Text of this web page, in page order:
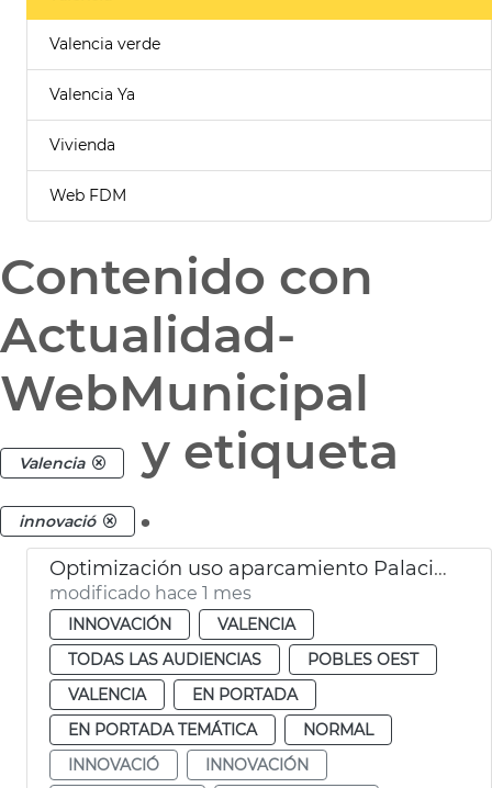
Valencia verde
Valencia Ya
Vivienda
Web FDM
Contenido con
Actualidad-
WebMunicipal
Valencia y etiqueta
innovació .
Optimización uso aparcamiento Palacio de Congresos por el Sandbox Urbà
modificado hace 1 mes
INNOVACIÓN
VALENCIA
TODAS LAS AUDIENCIAS
POBLES OEST
VALENCIA
EN PORTADA
EN PORTADA TEMÁTICA
NORMAL
INNOVACIÓ
INNOVACIÓN